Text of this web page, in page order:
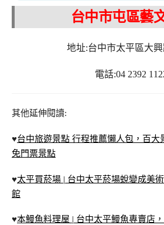
台中市屯區藝
地址:台中市太平區大興
電話:04 2392
其他延伸閱讀:
♥台中旅遊景點 行程推薦懶人包，百大
免門票景點
♥太平買菸場 | 台中太平菸場蛻變成美
館
♥本鰻魚料理屋 | 台中太平鰻魚專賣店